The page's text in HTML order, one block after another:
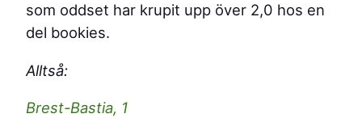
som oddset har krupit upp över 2,0 hos en
del bookies.
Alltså:
Brest-Bastia, 1